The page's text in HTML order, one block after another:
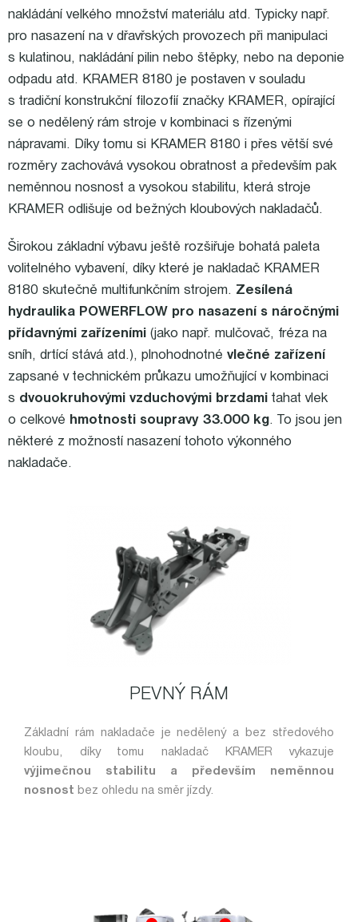
nakládání velkého množství materiálu atd. Typicky např.
pro nasazení na v dřavřských provozech při manipulaci
s kulatinou, nakládání pilin nebo štěpky, nebo na deponie
odpadu atd. KRAMER 8180 je postaven v souladu
s tradiční konstrukční filozofií značky KRAMER, opírající
se o nedělený rám stroje v kombinaci s řízenými
nápravami. Díky tomu si KRAMER 8180 i přes větší své
rozměry zachovává vysokou obratnost a především pak
neměnnou nosnost a vysokou stabilitu, která stroje
KRAMER odlišuje od bežných kloubových nakladačů.
Širokou základní výbavu ještě rozšiřuje bohatá paleta
volitelného vybavení, díky které je nakladač KRAMER
8180 skutečně multifunkčním strojem. Zesílená
hydraulika POWERFLOW pro nasazení s náročnými
přídavnými zařízeními (jako např. mulčovač, fréza na
sníh, drtící stává atd.), plnohodnotné vlečné zařízení
zapsané v technickém průkazu umožňující v kombinaci
s dvouokruhovými vzduchovými brzdami tahat vlek
o celkové hmotnosti soupravy 33.000 kg. To jsou jen
některé z možností nasazení tohoto výkonného
nakladače.
PEVNÝ RÁM
Základní rám nakladače je nedělený a bez středového
kloubu, díky tomu nakladač KRAMER vykazuje
výjimečnou stabilitu a především neměnnou
nosnost bez ohledu na směr jízdy.